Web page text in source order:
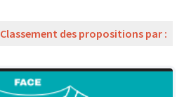
Classement des propositions par :